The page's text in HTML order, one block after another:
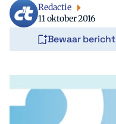
Redactie
11 oktober 2016
Bewaar bericht